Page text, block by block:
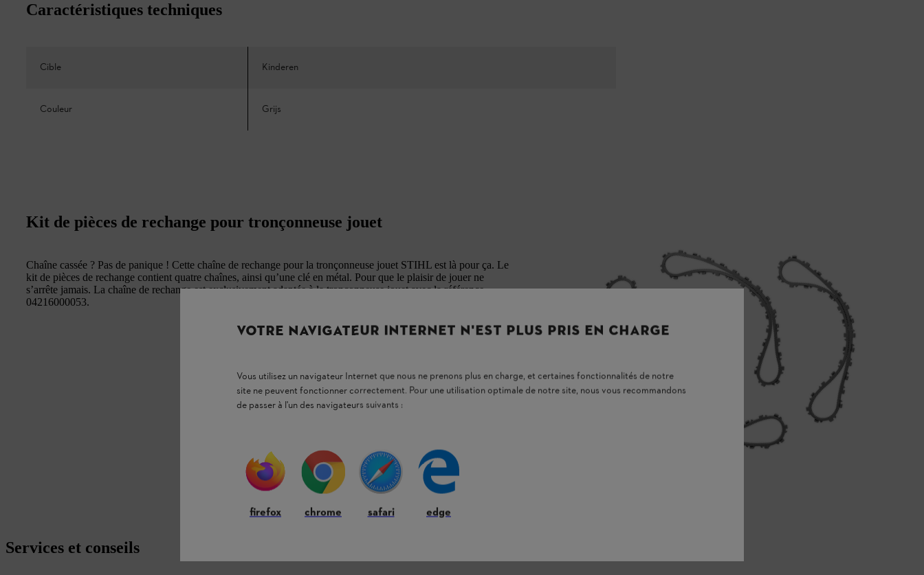
Caractéristiques techniques
Cible Kinderen
Couleur Grijs
Kit de pièces de rechange pour tronçonneuse jouet
Chaîne cassée ? Pas de panique ! Cette chaîne de rechange pour la tronçonneuse jouet STIHL est là pour ça. Le
kit de pièces de rechange contient quatre chaînes, ainsi qu’une clé en métal. Pour que le plaisir de jouer ne
s’arrête jamais. La chaîne de rechange est exclusivement adaptée à la tronçonneuse jouet avec la référence
04216000053.
Services et conseils
VOTRE NAVIGATEUR INTERNET N'EST PLUS PRIS EN CHARGE
Vous utilisez un navigateur Internet que nous ne prenons plus en charge, et certaines fonctionnalités de notre
site ne peuvent fonctionner correctement. Pour une utilisation optimale de notre site, nous vous recommandons
de passer à l'un des navigateurs suivants :
firefox chrome safari edge